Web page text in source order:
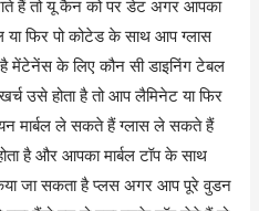
हैं तो यू कैन को पर डेट अगर आपका
या फिर पो कोटेड के साथ आप ग्लास
है मेंटेनेंस के लिए कौन सी डाइनिंग टेबल
उसे होता है तो आप लैमिनेट या फिर
मार्बल ले सकते हैं ग्लास ले सकते हैं
है और आपका मार्बल टॉप के साथ
जा सकता है प्लस अगर आप पूरे वुडन